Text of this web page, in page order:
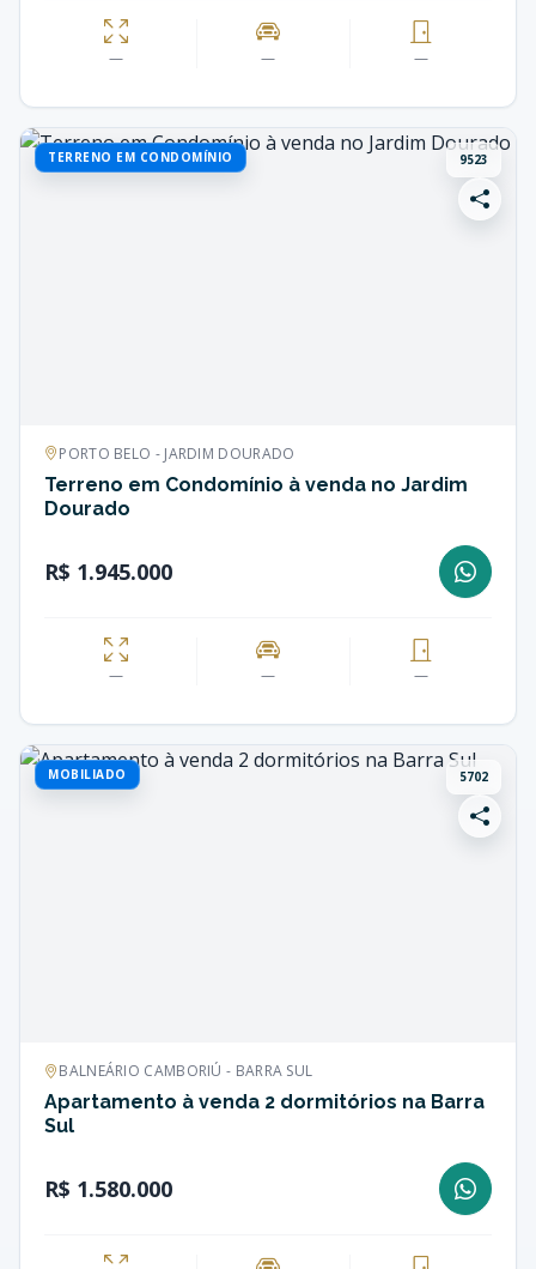
— — —
TERRENO EM CONDOMÍNIO 9523
PORTO BELO - JARDIM DOURADO
Terreno em Condomínio à venda no Jardim
Dourado
R$ 1.945.000
— — —
MOBILIADO 5702
BALNEÁRIO CAMBORIÚ - BARRA SUL
Apartamento à venda 2 dormitórios na Barra
Sul
R$ 1.580.000